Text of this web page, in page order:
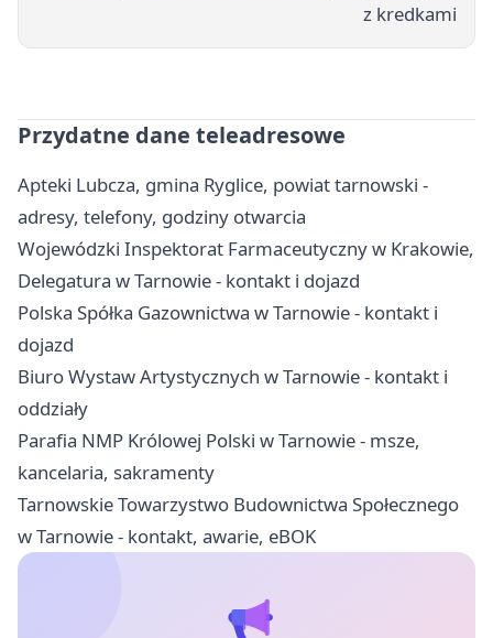
z kredkami
Przydatne dane teleadresowe
Apteki Lubcza, gmina Ryglice, powiat tarnowski -
adresy, telefony, godziny otwarcia
Wojewódzki Inspektorat Farmaceutyczny w Krakowie,
Delegatura w Tarnowie - kontakt i dojazd
Polska Spółka Gazownictwa w Tarnowie - kontakt i
dojazd
Biuro Wystaw Artystycznych w Tarnowie - kontakt i
oddziały
Parafia NMP Królowej Polski w Tarnowie - msze,
kancelaria, sakramenty
Tarnowskie Towarzystwo Budownictwa Społecznego
w Tarnowie - kontakt, awarie, eBOK